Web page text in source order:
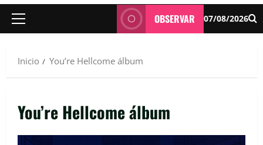
Menú
OBSERVAR 07/08/2026
Inicio You’re Hellcome álbum
You’re Hellcome álbum